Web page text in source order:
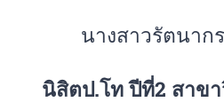
นางสาวรัตนา
นิสิตป.โท ปีที่2 สาข